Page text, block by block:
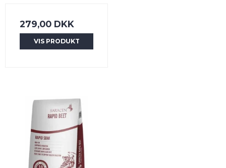
279,00 DKK
VIS PRODUKT